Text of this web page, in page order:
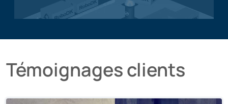
Application de palettisation
Témoignages clients